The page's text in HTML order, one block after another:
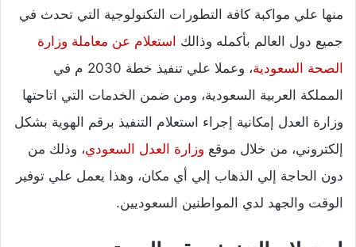
منها علي مواكبة كافة التطورات التكنولوجية التي تحدث في
جميع دول العالم بأكمله وذالك استعلام عن معاملة وزارة
الصحة السعودية
، وعملا علي تنفيذ خطة 2030 م في
المملكة العربية السعودية، ومن ضمن الخدمات التي اتاحتها
وزارة العدل إمكانية إجراء استعلام التنفيذ برقم الهوية بشكل
إلكتروني، من خلال موقع وزارة العدل السعودي، وذلك من
دون الحاجة إلي الذهاب إلي أي مكان، وهذا يعمل علي توفير
الوقت والجهد لدي المواطنين السعوديين.